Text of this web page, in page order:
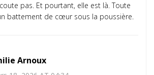
pas. Et pourtant, elle est là. Toute
battement de cœur sous la poussière.
Arnoux